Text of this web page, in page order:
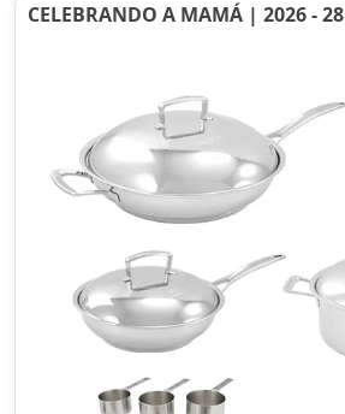
CELEBRANDO A MAMÁ | 2026 - 28